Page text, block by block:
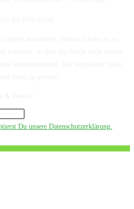
Du unsere Datenschutzerklärung.